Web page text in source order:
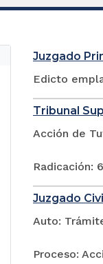
Juzgado
Edicto
Tribunal
Acción de
Radicación:
Juzgado
Auto:
Proceso: